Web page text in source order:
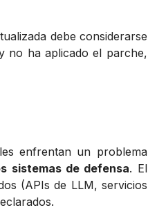
debe considerarse
no ha aplicado el parche,
enfrentan un problema
sistemas de defensa. El
(APIs de LLM, servicios